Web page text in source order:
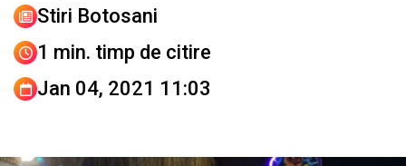
Stiri Botosani
1 min. timp de citire
Jan 04, 2021 11:03